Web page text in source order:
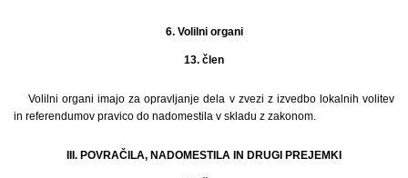
6. Volilni organi
13. člen
Volilni organi imajo za opravljanje dela v zvezi z izvedbo lokalnih volitev
in referendumov pravico do nadomestila v skladu z zakonom.
III. POVRAČILA, NADOMESTILA IN DRUGI PREJEMKI